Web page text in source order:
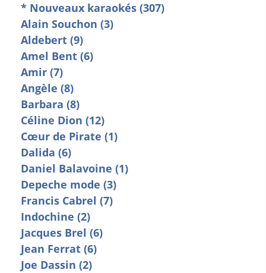
* Nouveaux karaokés (307)
Alain Souchon (3)
Aldebert (9)
Amel Bent (6)
Amir (7)
Angèle (8)
Barbara (8)
Céline Dion (12)
Cœur de Pirate (1)
Dalida (6)
Daniel Balavoine (1)
Depeche mode (3)
Francis Cabrel (7)
Indochine (2)
Jacques Brel (6)
Jean Ferrat (6)
Joe Dassin (2)